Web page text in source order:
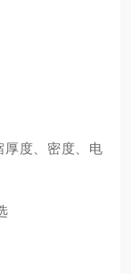
厚度、密度、电